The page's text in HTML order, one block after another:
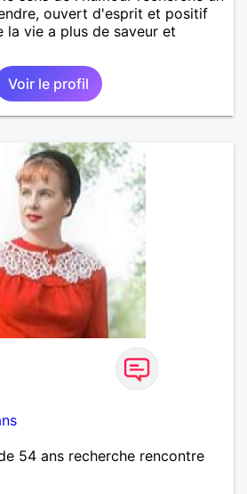
ouvert d'esprit et positif
la vie a plus de saveur et
Voir le profil
54 ans recherche rencontre